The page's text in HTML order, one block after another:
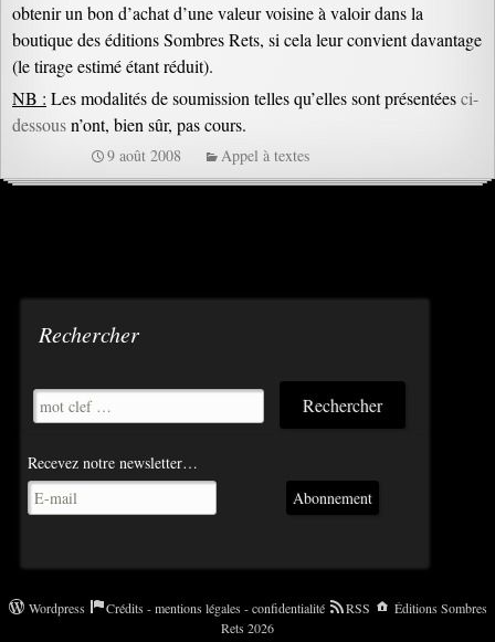
obtenir un bon d’achat d’une valeur voisine à valoir dans la
boutique des éditions Sombres Rets, si cela leur convient davantage
(le tirage estimé étant réduit).
NB : Les modalités de soumission telles qu’elles sont présentéesci-
dessousn’ont, bien sûr, pas cours.
9 août 2008 Appel à textes
Rechercher
Recevez notre newsletter…
Abonnement
Wordpress Crédits - mentions légales - confidentialité RSS
Éditions Sombres
Rets 2026